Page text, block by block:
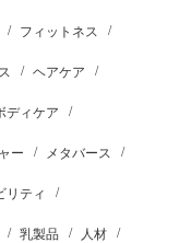
フィットネス
ヘアケア
ディケア
ー メタバース
リティ
乳製品 人材